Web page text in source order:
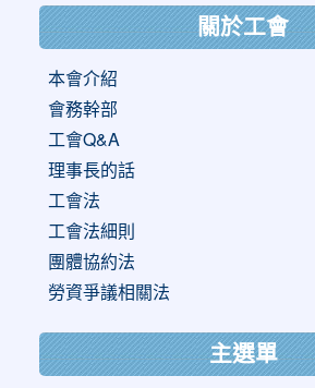
關於工會
本會介紹
會務幹部
工會Q&A
理事長的話
工會法
工會法細則
團體協約法
勞資爭議相關法
主選單